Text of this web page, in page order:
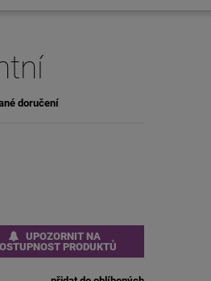
doručení
UPOZORNIT NA
PRODUKTŮ